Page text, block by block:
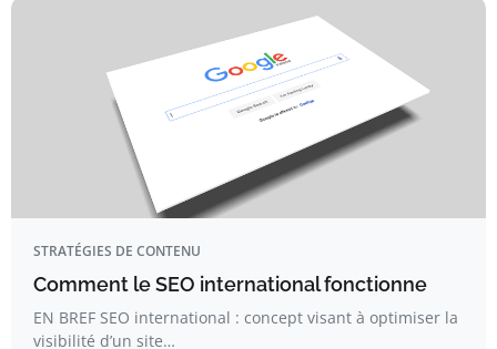
STRATÉGIES DE CONTENU
Comment le SEO international fonctionne
EN BREF SEO international : concept visant à optimiser la
visibilité d’un site…